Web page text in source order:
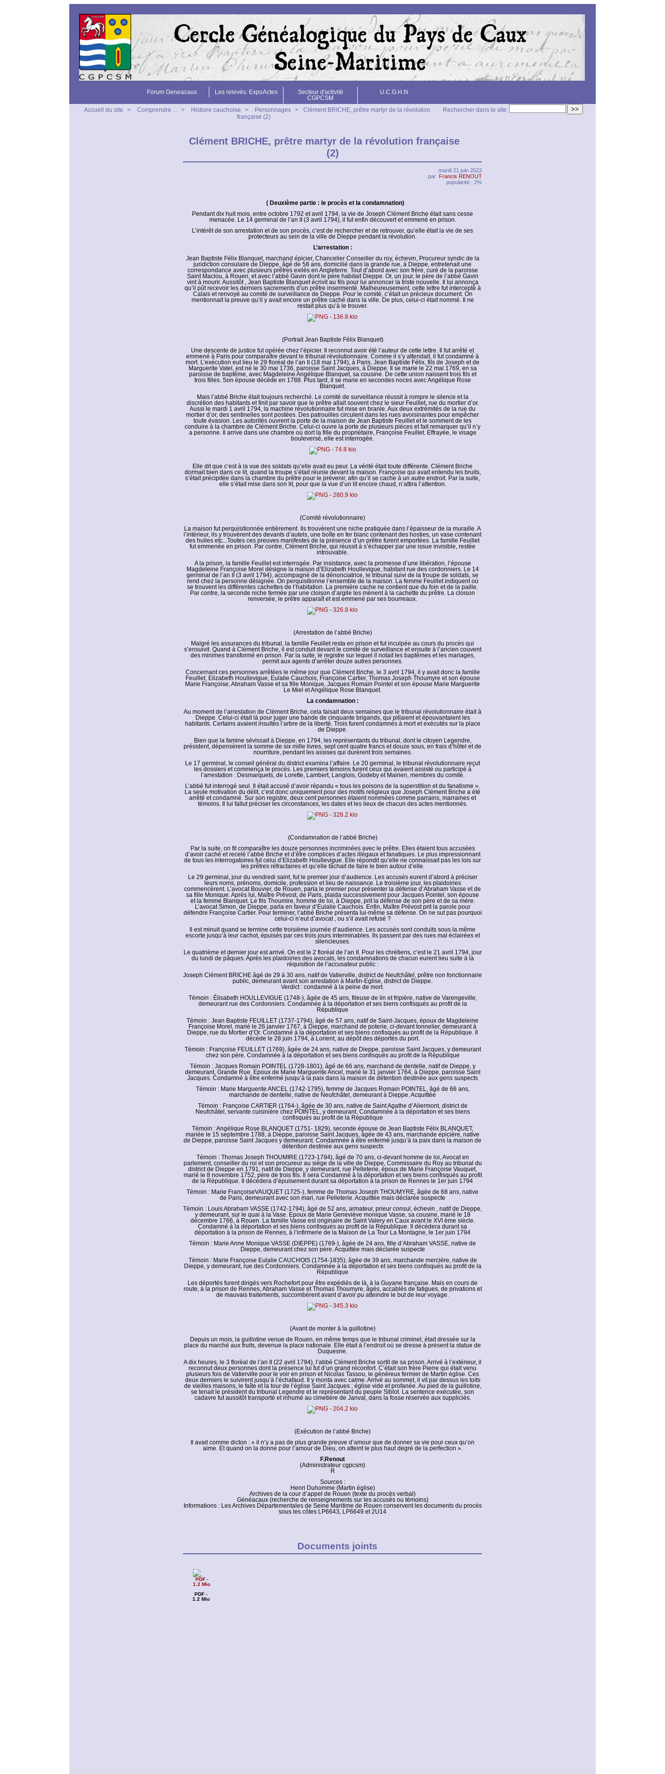
Forum Geneacaux Les relevés: ExpoActes
Secteur d'activité
CGPCSM
U.C.G.H.N.
>>
Rechercher dans le site
Accueil du site > Comprendre ... > Histoire cauchoise > Personnages >
Clément BRICHE, prêtre martyr de la révolution
française (2)
Clément BRICHE, prêtre martyr de la révolution française
(2)
mardi 21 juin 2022
par Francis RENOUT
popularité : 2%
( Deuxième partie : le procès et la condamnation)
Pendant dix huit mois, entre octobre 1792 et avril 1794, la vie de Joseph Clément Briche était sans cesse
menacée. Le 14 germinal de l’an II (3 avril 1794), il fut enfin découvert et emmené en prison.
L’intérêt de son arrestation et de son procès, c’est de rechercher et de retrouver, qu’elle était la vie de ses
protecteurs au sein de la ville de Dieppe pendant la révolution.
L’arrestation :
Jean Baptiste Félix Blanquet, marchand épicier, Chancelier Conseiller du roy, échevin, Procureur syndic de la
juridiction consulaire de Dieppe, âgé de 58 ans, domicilié dans la grande rue, à Dieppe, entretenait une
correspondance avec plusieurs prêtres exilés en Angleterre. Tout d’abord avec son frère, curé de la paroisse
Saint Maclou, à Rouen, et avec l’abbé Gavin dont le père habitait Dieppe. Or, un jour, le père de l’abbé Gavin
vint à mourir. Aussitôt , Jean Baptiste Blanquet écrivit au fils pour lui annoncer la triste nouvelle. Il lui annonça
qu’il pût recevoir les derniers sacrements d’un prêtre insermenté. Malheureusement, cette lettre fut intercepté à
Calais et renvoyé au comité de surveillance de Dieppe. Pour le comité, c’était un précieux document. On
mentionnait la preuve qu’il y avait encore un prêtre caché dans la ville. De plus, celui-ci était nommé. Il ne
restait plus qu’à le trouver.
(Portrait Jean Baptiste Félix Blanquet)
Une descente de justice fut opérée chez l’épicier. Il reconnut avoir été l’auteur de cette lettre. Il fut arrêté et
emmené à Paris pour comparaître devant le tribunal révolutionnaire. Comme il s’y attendait, il fut condamné à
mort. L’exécution eut lieu le 29 floréal de l’an II (18 mai 1794), à Paris. Jean Baptiste Félix, fils de Joseph et de
Marguerite Vatel, est né le 30 mai 1736, paroisse Saint Jacques, à Dieppe. Il se marie le 22 mai 1769, en sa
paroisse de baptême, avec Magdeleine Angélique Blanquet, sa cousine. De cette union naissent trois fils et
trois filles. Son épouse décède en 1788. Plus tard, il se marie en secondes noces avec Angélique Rose
Blanquet.
Mais l’abbé Briche était toujours recherché. Le comité de surveillance réussit à rompre le silence et la
discrétion des habitants et finit par savoir que le prêtre allait souvent chez le sieur Feuillet, rue du mortier d’or.
Aussi le mardi 1 avril 1794, la machine révolutionnaire fut mise en branle. Aux deux extrémités de la rue du
mortier d’or, des sentinelles sont postées. Des patrouilles circulent dans les rues avoisinantes pour empêcher
toute évasion. Les autorités ouvrent la porte de la maison de Jean Baptiste Feuillet et le somment de les
conduire à la chambre de Clément Briche. Celui-ci ouvre la porte de plusieurs pièces et fait remarquer qu’il n’y
a personne. Il arrive dans une chambre où dort la fille du propriétaire, Françoise Feuillet. Effrayée, le visage
bouleversé, elle est interrogée.
Elle dit que c’est à la vue des soldats qu’elle avait eu peur. La vérité était toute différente. Clément Briche
dormait bien dans ce lit, quand la troupe s’était réunie devant la maison. Françoise qui avait entendu les bruits,
s’était précipitée dans la chambre du prêtre pour le prévenir, afin qu’il se cache à un autre endroit. Par la suite,
elle s’était mise dans son lit, pour que la vue d’un lit encore chaud, n’attira l’attention.
(Comité révolutionnaire)
La maison fut perquisitionnée entièrement. Ils trouvèrent une niche pratiquée dans l’épaisseur de la muraille. A
l’intérieur, ils y trouvèrent des devants d’autels, une boîte en fer blanc contenant des hosties, un vase contenant
des huiles etc...Toutes ces preuves manifestes de la présence d’un prêtre furent emportées. La famille Feuillet
fut emmenée en prison. Par contre, Clément Briche, qui réussit à s’échapper par une issue invisible, restée
introuvable.
A la prison, la famille Feuillet est interrogée. Par insistance, avec la promesse d’une libération, l’épouse
Magdeleine Françoise Morel désigne la maison d’Elizabeth Houllevigue, habitant rue des cordonniers. Le 14
germinal de l’an II (3 avril 1794), accompagné de la dénonciatrice, le tribunal suivi de la troupe de soldats, se
rend chez la personne désignée. On perquisitionne l’ensemble de la maison. La femme Feuillet indiquent où
se trouvent les différentes cachettes de l’habitation. La première cache ne contient que du foin et de la paille.
Par contre, la seconde niche fermée par une cloison d’argile les mènent à la cachette du prêtre. La cloison
renversée, le prêtre apparaît et est emmené par ses bourreaux.
(Arrestation de l’abbé Briche)
Malgré les assurances du tribunal, la famille Feuillet resta en prison et fut inculpée au cours du procès qui
s’ensuivit. Quand à Clément Briche, il est conduit devant le comité de surveillance et ensuite à l’ancien couvent
des minimes transformé en prison. Par la suite, le registre sur lequel il notait les baptêmes et les mariages,
permit aux agents d’arrêter douze autres personnes.
Concernant ces personnes arrêtées le même jour que Clément Briche, le 3 avril 1794, il y avait donc la famille
Feuillet, Elizabeth Houllevigue, Eulalie Cauchois, Françoise Cartier, Thomas Joseph Thoumyre et son épouse
Marie Françoise, Abraham Vasse et sa fille Monique, Jacques Romain Pointel et son épouse Marie Marguerite
Le Miel et Angélique Rose Blanquet.
La condamnation :
Au moment de l’arrestation de Clément Briche, cela faisait deux semaines que le tribunal révolutionnaire était à
Dieppe. Celui-ci était là pour juger une bande de cinquante brigands, qui pillaient et épouvantaient les
habitants. Certains avaient insultés l’arbre de la liberté. Trois furent condamnés à mort et exécutés sur la place
de Dieppe.
Bien que la famine sévissait à Dieppe, en 1794, les représentants du tribunal, dont le citoyen Legendre,
président, dépensèrent la somme de six mille livres, sept cent quatre francs et douze sous, en frais d’hôtel et de
nourriture, pendant les assises qui durèrent trois semaines.
Le 17 germinal, le conseil général du district examina l’affaire. Le 20 germinal, le tribunal révolutionnaire reçut
les dossiers et commença le procès. Les premiers témoins furent ceux qui avaient assisté ou participé à
l’arrestation : Desmarquets, de Lorette, Lambert, Langlois, Godeby et Mairien, membres du comité.
L’abbé fut interrogé seul. Il était accusé d’avoir répandu « tous les poisons de la superstition et du fanatisme ».
La seule motivation du délit, c’est donc uniquement pour des motifs religieux que Joseph Clément Briche a été
arrêté et condamné. Sur son registre, deux cent personnes étaient nommées comme parrains, marraines et
témoins. Il lui fallut préciser les circonstances, les dates et les lieux de chacun des actes mentionnés.
(Condamnation de l’abbé Briche)
Par la suite, on fit comparaître les douze personnes incriminées avec le prêtre. Elles étaient tous accusées
d’avoir caché et recelé l’abbé Briche et d’être complices d’actes illégaux et fanatiques. Le plus impressionnant
de tous les interrogatoires fut celui d’Elizabeth Houllevigue. Elle répondit qu’elle ne connaissait pas les lois sur
les prêtres réfractaires et qu’elle tâchait de faire le bien autour d’elle.
Le 29 germinal, jour du vendredi saint, fut le premier jour d’audience. Les accusés eurent d’abord à préciser
leurs noms, prénoms, domicile, profession et lieu de naissance. Le troisième jour, les plaidoiries
commencèrent. L’avocat Bouvier, de Rouen, parla le premier pour présenter la défense d’Abraham Vasse et de
sa fille Monique. Après lui, Maître Prévost, de Paris, plaida successivement pour Jacques Pointel, son épouse
et la femme Blanquet. Le fils Thoumire, homme de loi, à Dieppe, prit la défense de son père et de sa mère.
L’avocat Simon, de Dieppe, parla en faveur d’Eulalie Cauchois. Enfin, Maître Prévost prit la parole pour
défendre Françoise Cartier. Pour terminer, l’abbé Briche présenta lui-même sa défense. On ne sut pas pourquoi
celui-ci n’eut d’avocat , ou s’il avait refusé ?
Il est minuit quand se termine cette troisième journée d’audience. Les accusés sont conduits sous la même
escorte jusqu’à leur cachot, épuisés par ces trois jours interminables. Ils passent par des rues mal éclairées et
silencieuses.
Le quatrième et dernier jour est arrivé. On est le 2 floréal de l’an II. Pour les chrétiens, c’est le 21 avril 1794, jour
du lundi de pâques. Après les plaidoiries des avocats, les condamnations de chacun eurent lieu suite à la
réquisition de l’accusateur public :
Joseph Clément BRICHE âgé de 29 à 30 ans, natif de Vatierville, district de Neufchâtel, prêtre non fonctionnaire
public, demeurant avant son arrestation à Martin-Eglise, district de Dieppe.
Verdict : condamné à la peine de mort.
Témoin : Élisabeth HOULLEVIGUE (1748-), âgée de 45 ans, fileuse de lin et fripière, native de Varengeville,
demeurant rue des Cordonniers. Condamnée à la déportation et ses biens confisqués au profit de la
République
Témoin : Jean Baptiste FEUILLET (1737-1794), âgé de 57 ans, natif de Saint-Jacques, époux de Magdeleine
Françoise Morel, marié le 26 janvier 1767, à Dieppe, marchand de poterie, ci-devant tonnelier, demeurant à
Dieppe, rue du Mortier d’Or. Condamné à la déportation et ses biens confisqués au profit de la République. Il
décède le 28 juin 1794, à Lorient, au dépôt des déportés du port.
Témoin : Françoise FEUILLET (1769), âgée de 24 ans, native de Dieppe, paroisse Saint Jacques, y demeurant
chez son père. Condamnée à la déportation et ses biens confisqués au profit de la République
Témoin : Jacques Romain POINTEL (1728-1801), âgé de 66 ans, marchand de dentelle, natif de Dieppe, y
demeurant, Grande Rue. Epoux de Marie Marguerite Ancel, marié le 31 janvier 1764, à Dieppe, paroisse Saint
Jacques. Condamné à être enfermé jusqu’à la paix dans la maison de détention destinée aux gens suspects
Témoin : Marie Marguerite ANCEL (1742-1795), femme de Jacques Romain POINTEL, âgé de 66 ans,
marchande de dentelle, native de Neufchâtel, demeurant à Dieppe. Acquittée
Témoin : Françoise CARTIER (1764-), âgée de 30 ans, native de Saint Agathe d’Aliermont, district de
Neufchâtel, servante cuisinière chez POINTEL, y demeurant. Condamnée à la déportation et ses biens
confisqués au profit de la République
Témoin : Angélique Rose BLANQUET (1751- 1829), seconde épouse de Jean Baptiste Félix BLANQUET,
mariée le 15 septembre 1788, à Dieppe, paroisse Saint Jacques, âgée de 43 ans, marchande épicière, native
de Dieppe, paroisse Saint Jacques y demeurant. Condamnée à être enfermé jusqu’à la paix dans la maison de
détention destinée aux gens suspects
Témoin : Thomas Joseph THOUMIRE (1723-1794), âgé de 70 ans, ci-devant homme de loi, Avocat en
parlement, conseiller du roi et son procureur au siège de la ville de Dieppe, Commissaire du Roy au tribunal du
district de Dieppe en 1791, natif de Dieppe, y demeurant, rue Pelleterie, époux de Marie Françoise Vauquet,
marié le 8 novembre 1752, père de trois fils. Il sera Condamné à la déportation et ses biens confisqués au profit
de la République. Il décédera d’épuisement durant sa déportation à la prison de Rennes le 1er juin 1794
Témoin : Marie FrançoiseVAUQUET (1725-), femme de Thomas Joseph THOUMYRE, âgée de 68 ans, native
de Paris, demeurant avec son mari, rue Pelleterie. Acquittée mais déclarée suspecte
Témoin : Louis Abraham VASSE (1742-1794), âgé de 52 ans, armateur, prieur consul, échevin , natif de Dieppe,
y demeurant, sur le quai à la Vase. Epoux de Marie Geneviève monique Vasse, sa cousine, marié le 18
décembre 1766, à Rouen. La famille Vasse est originaire de Saint Valery en Caux avant le XVI ème siècle.
Condamné à la déportation et ses biens confisqués au profit de la République. Il décédera durant sa
déportation à la prison de Rennes, à l’infirmerie de la Maison de La Tour La Montagne, le 1er juin 1794
Témoin : Marie Anne Monique VASSE (DIEPPE) (1769-), âgée de 24 ans, fille d’Abraham VASSE, native de
Dieppe, demeurant chez son père. Acquittée mais déclarée suspecte
Témoin : Marie Françoise Eulalie CAUCHOIS (1754-1835), âgée de 39 ans, marchande mercière, native de
Dieppe, y demeurant, rue des Cordonniers. Condamnée à la déportation et ses biens confisqués au profit de la
République
Les déportés furent dirigés vers Rochefort pour être expédiés de là, à la Guyane française. Mais en cours de
route, à la prison de Rennes, Abraham Vasse et Thomas Thoumyre, âgés, accablés de fatigues, de privations et
de mauvais traitements, succombèrent avant d’avoir pu atteindre le but de leur voyage.
(Avant de monter à la guillotine)
Depuis un mois, la guillotine venue de Rouen, en même temps que le tribunal criminel, était dressée sur la
place du marché aux fruits, devenue la place nationale. Elle était à l’endroit où se dresse à présent la statue de
Duquesne.
A dix heures, le 3 floréal de l’an II (22 avril 1794), l’abbé Clément Briche sortit de sa prison. Arrivé à l’extérieur, il
reconnut deux personnes dont la présence lui fut d’un grand réconfort. C’était son frère Pierre qui était venu
plusieurs fois de Vatierville pour le voir en prison et Nicolas Tassou, le généreux fermier de Martin église. Ces
deux derniers le suivirent jusqu’à l’échafaud. Il y monta avec calme. Arrivé au sommet, il vit par dessus les toits
de vieilles maisons, le faîte et la tour de l’église Saint Jacques ; église vide et profanée. Au pied de la guillotine,
se tenait le président du tribunal Legendre et le représentant du peuple Siblot. La sentence exécutée, son
cadavre fut aussitôt transporté et inhumé au cimetière de Janval, dans la fosse réservée aux suppliciés.
(Exécution de l’abbé Briche)
Il avait comme dicton : « il n’y a pas de plus grande preuve d’amour que de donner sa vie pour ceux qu’on
aime. Et quand on la donne pour l’amour de Dieu, on atteint le plus haut degré de la perfection ».
F.Renout
(Administrateur cgpcsm)
R
Sources :
Henri Duhomme (Martin église)
Archives de la cour d’appel de Rouen (texte du procès verbal)
Généacaux (recherche de renseignements sur les accusés ou témoins)
Informations : Les Archives Départementales de Seine Maritime de Rouen conservent les documents du procès
sous les côtes LP6643, LP6649 et 2U14
Documents joints
PDF -
1.2 Mio